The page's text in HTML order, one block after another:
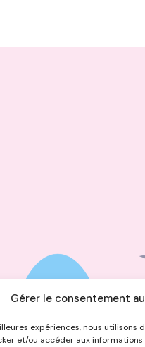
Gérer le consentement
expériences, nous utilisons
et/ou accéder aux